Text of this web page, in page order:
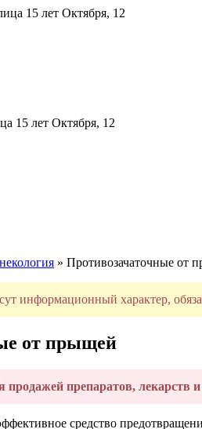
15 лет Октября, 12
15 лет Октября, 12
» Противозачаточные от
информационный характер,
от прыщей
продажей препаратов, лекарств
средство